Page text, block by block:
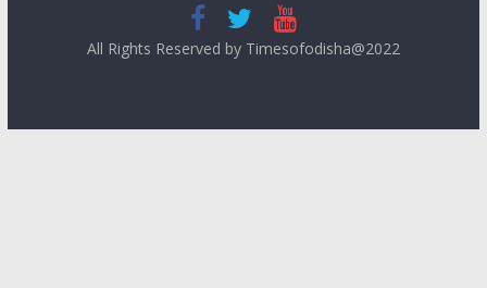
All Rights Reserved by Timesofodisha@2022